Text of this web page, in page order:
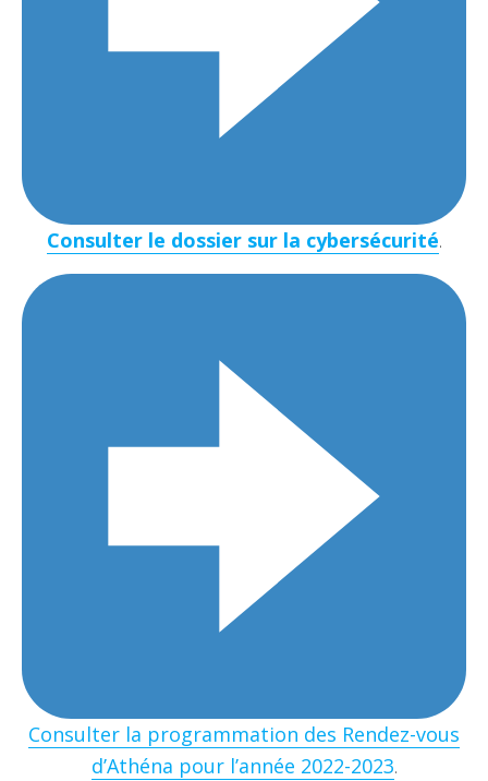
Consulter le dossier sur la cybersécurité.
Consulter la programmation des Rendez-vous
d’Athéna pour l’année 2022-2023.